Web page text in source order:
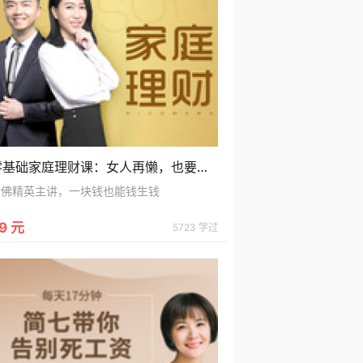
零基础家庭理财课：女人再懒，也要把家里的钱管好
精英主讲，一块钱也能钱生钱
元 5723 学过